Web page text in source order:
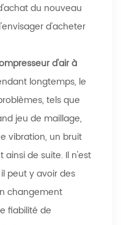
du nouveau
d'acheter
d'air à
longtemps, le
tels que
jeu de maillage,
vibration, un bruit
de suite. Il n'est
peut y avoir des
changement
fiabilité de